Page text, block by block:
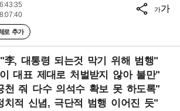
로 추가
가가
李, 대통령 되는것 막기 위해 범행"
대표 제대로 처벌받지 않아 불만"
천 줘 다수 의석수 확보 못 하도록"
치적 신념, 극단적 범행 이어진 듯"